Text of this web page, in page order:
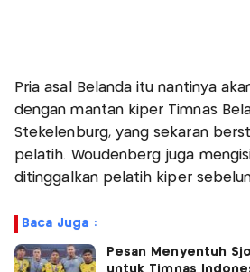
Pria asal Belanda itu nantinya
dengan mantan kiper Timnas
Stekelenburg, yang sekaran
pelatih. Woudenberg juga
ditinggalkan pelatih kiper
Baca Juga :
Pesan Menyentuh